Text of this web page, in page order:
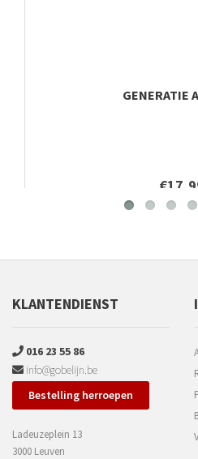
GENERATIE
KLANTENDIENST
016 23 55 86
info@gobelijn.be
Bestelling herroepen
Ladeuzeplein 13
3000 Leuven